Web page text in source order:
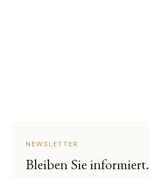
NEWSLETTER
Bleiben Sie informiert.